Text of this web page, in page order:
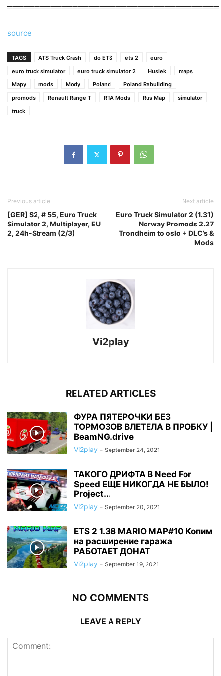
═══════════════════════════════════════
source
TAGS ATS Truck Crash do ETS ets 2
euro
euro truck simulator
euro truck simulator 2 Husiek
maps
Mapy
mods Mody Poland
Poland Rebuilding
promods
Renault Range T RTA Mods Rus Map
simulator
truck
Previous article
[GER] S2, # 55, Euro Truck
Simulator 2, Multiplayer, EU
2, 24h-Stream (2/3)
Next article
Euro Truck Simulator 2 (1.31)
Norway Promods 2.27
Trondheim to oslo + DLC’s &
Mods
Vi2play
RELATED ARTICLES
ФУРА ПЯТЕРОЧКИ БЕЗ
ТОРМОЗОВ ВЛЕТЕЛА В ПРОБКУ |
BeamNG.drive
Vi2play - September 24, 2021
ТАКОГО ДРИФТА В Need For
Speed ЕЩЕ НИКОГДА НЕ БЫЛО!
Project...
Vi2play - September 20, 2021
ETS 2 1.38 MARIO MAP#10 Копим
на расширение гаража
РАБОТАЕТ ДОНАТ
Vi2play - September 19, 2021
NO COMMENTS
LEAVE A REPLY